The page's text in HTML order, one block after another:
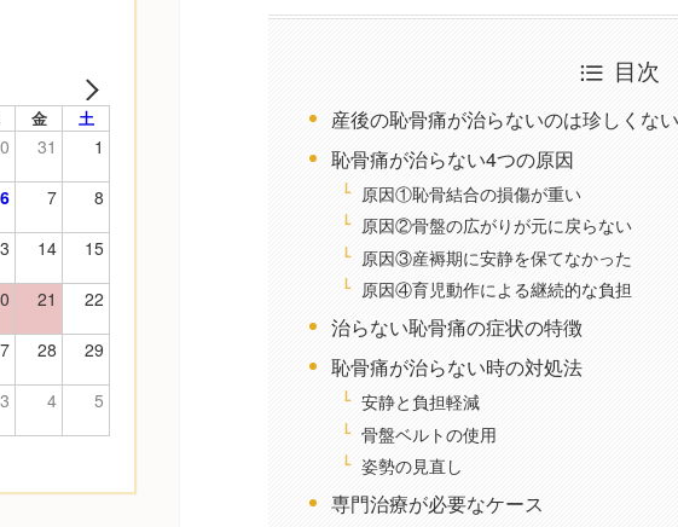
目次
産後の恥骨痛が治らないのは珍しくな
恥骨痛が治らない4つの原因
原因①恥骨結合の損傷が重い
原因②骨盤の広がりが元に戻らない
原因③産褥期に安静を保てなかった
原因④育児動作による継続的な負担
治らない恥骨痛の症状の特徴
恥骨痛が治らない時の対処法
安静と負担軽減
骨盤ベルトの使用
姿勢の見直し
専門治療が必要なケース
金 土
31 1
6 7 8
14 15
21 22
28 29
3 4 5